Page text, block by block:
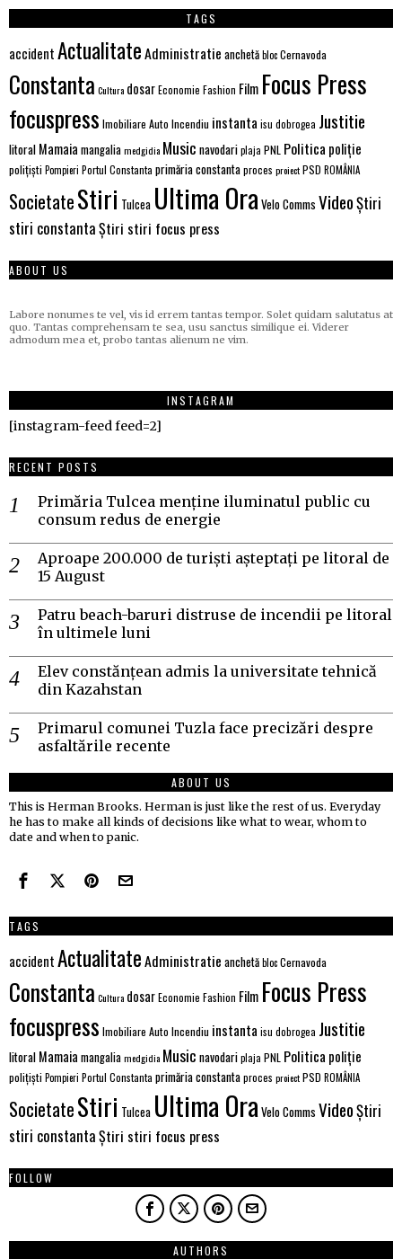
TAGS
accidentActualitateAdministratie anchetăblocCernavoda
Constanta Cultura dosarEconomie Fashion Film Focus Press
focuspress Imobiliare Auto Incendiu instanta isu dobrogea Justitie
litoral Mamaia mangaliamedgidia Music navodariplaja PNL Politica poliție
polițiști Pompieri Portul Constanta primăria constantaproces proiectPSD ROMÂNIA
SocietateStiri Tulcea Ultima Ora Velo Comms VideoȘtiri
stiri constantaȘtiri stiri focus press
ABOUT US
Labore nonumes te vel, vis id errem tantas tempor. Solet quidam salutatus at
quo. Tantas comprehensam te sea, usu sanctus similique ei. Viderer
admodum mea et, probo tantas alienum ne vim.
INSTAGRAM
[instagram-feed feed=2]
RECENT POSTS
Primăria Tulcea menține iluminatul public cu
consum redus de energie
Aproape 200.000 de turiști așteptați pe litoral de
15 August
Patru beach-baruri distruse de incendii pe litoral
în ultimele luni
Elev constănțean admis la universitate tehnică
din Kazahstan
Primarul comunei Tuzla face precizări despre
asfaltările recente
ABOUT US
This is Herman Brooks. Herman is just like the rest of us. Everyday
he has to make all kinds of decisions like what to wear, whom to
date and when to panic.
TAGS
accidentActualitateAdministratie anchetăblocCernavoda
Constanta Cultura dosarEconomie Fashion Film Focus Press
focuspress Imobiliare Auto Incendiu instanta isu dobrogea Justitie
litoral Mamaia mangaliamedgidia Music navodariplaja PNL Politica poliție
polițiști Pompieri Portul Constanta primăria constantaproces proiectPSD ROMÂNIA
SocietateStiri Tulcea Ultima Ora Velo Comms VideoȘtiri
stiri constantaȘtiri stiri focus press
FOLLOW
AUTHORS